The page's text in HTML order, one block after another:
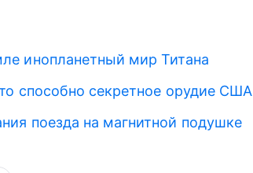
инопланетный мир Титана
способно секретное орудие США
поезда на магнитной подушке